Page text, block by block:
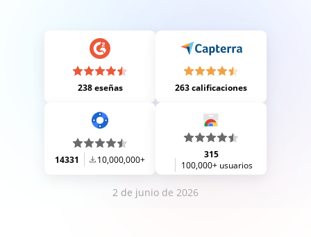
238 eseñas 263 calificaciones
14331 10,000,000+
315
100,000+ usuarios
2 de junio de 2026